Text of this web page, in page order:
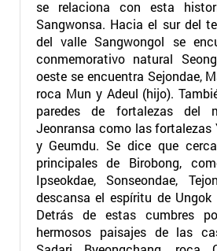
se relaciona con esta
Sangwonsa. Hacia el sur del
del valle Sangwongol se
conmemorativo natural
oeste se encuentra Sejondae,
roca Mun y Adeul (hijo).
paredes de fortalezas del
Jeonransa como las fortalezas
y Geumdu. Se dice que
principales de Birobong,
Ipseokdae, Sonseondae,
descansa el espíritu de Ungok
Detrás de estas cumbres
hermosos paisajes de las